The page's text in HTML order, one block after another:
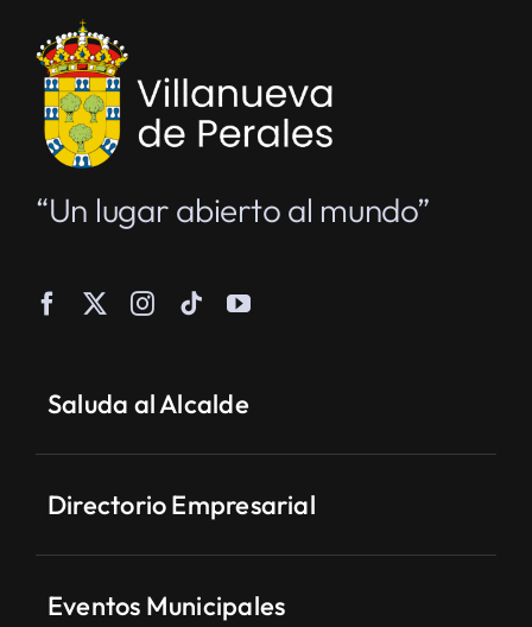
“Un lugar abierto al mundo”
Saluda al Alcalde
Directorio Empresarial
Eventos Municipales